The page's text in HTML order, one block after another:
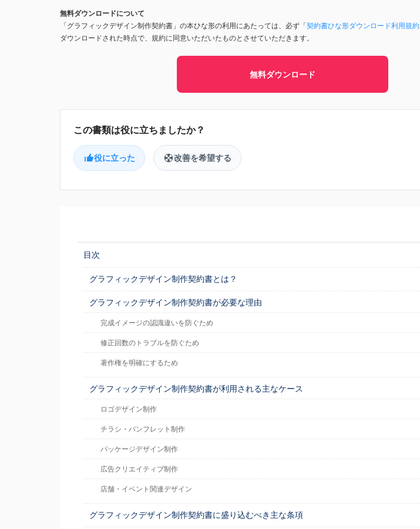
無料ダウンロードについて
「グラフィックデザイン制作契約書」の本ひな形の利用にあたっては、必ず「契約書ひな形ダウンロード利用規約
ダウンロードされた時点で、規約に同意いただいたものとさせていただきます。
無料ダウンロード
役に立った 改善を希望する
目次
グラフィックデザイン制作契約書とは？
グラフィックデザイン制作契約書が必要な理由
完成イメージの認識違いを防ぐため
修正回数のトラブルを防ぐため
著作権を明確にするため
グラフィックデザイン制作契約書が利用される主なケース
ロゴデザイン制作
チラシ・パンフレット制作
パッケージデザイン制作
広告クリエイティブ制作
店舗・イベント関連デザイン
グラフィックデザイン制作契約書に盛り込むべき主な条項